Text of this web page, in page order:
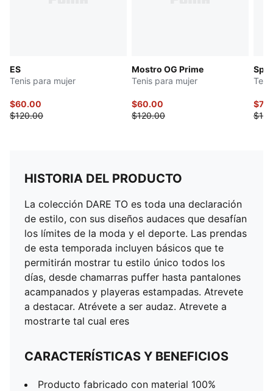
ES
Tenis para mujer
$60.00
$120.00
Mostro OG Prime
Tenis para mujer
$60.00
$120.00
HISTORIA DEL PRODUCTO
La colección DARE TO es toda una declaración
de estilo, con sus diseños audaces que desafían
los límites de la moda y el deporte. Las prendas
de esta temporada incluyen básicos que te
permitirán mostrar tu estilo único todos los
días, desde chamarras puffer hasta pantalones
acampanados y playeras estampadas. Atrevete
a destacar. Atrévete a ser audaz. Atrevete a
mostrarte tal cual eres
CARACTERÍSTICAS Y BENEFICIOS
Producto fabricado con material 100%